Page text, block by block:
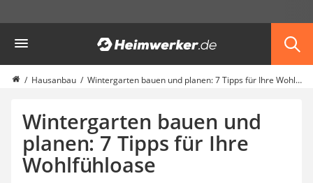
Haus & Bau
Außenleuchte mit Kamera
Ozongenerator
Smart-Home-Rauchmelder
Schlüsseltresor
Überwachungskameras außen
Regendusche
Reizstromgerät
Hausanbau Wintergarten bauen und planen: 7 Tipps für Ihre Wohlfühloase
Wintergarten bauen und
planen: 7 Tipps für Ihre
Wohlfühloase